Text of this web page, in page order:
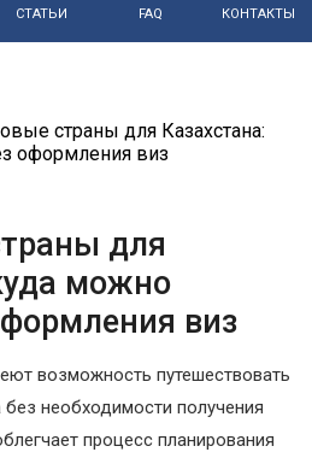
СТАТЬИ FAQ КОНТАКТЫ
страны для Казахстана:
оформления виз
для
можно
виз
возможность путешествовать
необходимости получения
процесс планирования